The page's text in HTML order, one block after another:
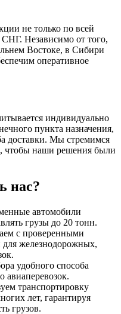
не только по всей
Независимо от того,
Востоке, в Сибири
оперативное
индивидуально
пункта назначения,
доставки. Мы стремимся
чтобы наши решения были
нас?
автомобили
грузы до 20 тонн.
с проверенными
железнодорожных,
удобного способа
авиаперевозок.
транспортировку
лет, гарантируя
грузов.